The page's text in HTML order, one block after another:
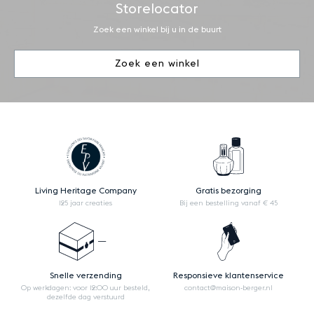
Storelocator
Zoek een winkel bij u in de buurt
Zoek een winkel
Living Heritage Company
125 jaar creaties
Gratis bezorging
Bij een bestelling vanaf € 45
Snelle verzending
Op werkdagen: voor 12:00 uur besteld,
dezelfde dag verstuurd
Responsieve klantenservice
contact@maison-berger.nl